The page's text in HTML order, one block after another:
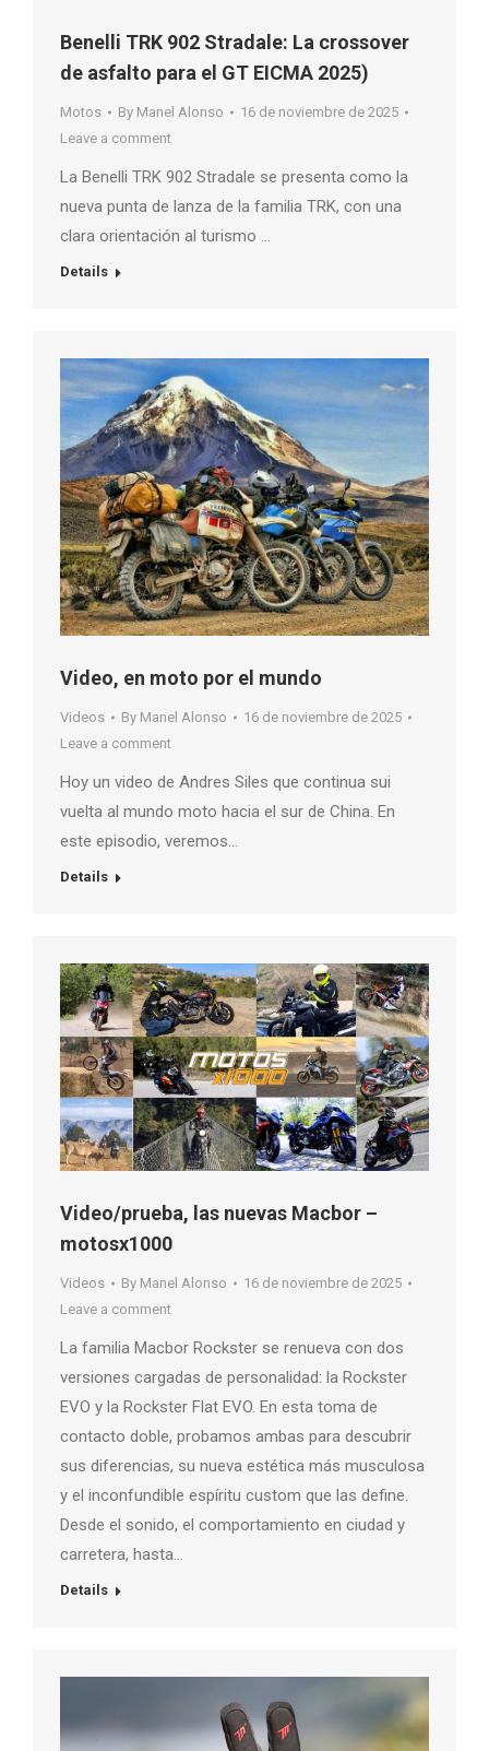
Benelli TRK 902 Stradale: La crossover
de asfalto para el GT EICMA 2025)
Motos By Manel Alonso
16 de noviembre de 2025
Leave a comment
La Benelli TRK 902 Stradale se presenta como la
nueva punta de lanza de la familia TRK, con una
clara orientación al turismo …
Details
Video, en moto por el mundo
Videos By Manel Alonso
16 de noviembre de 2025
Leave a comment
Hoy un video de Andres Siles que continua sui
vuelta al mundo moto hacia el sur de China. En
este episodio, veremos…
Details
Video/prueba, las nuevas Macbor –
motosx1000
Videos By Manel Alonso
16 de noviembre de 2025
Leave a comment
La familia Macbor Rockster se renueva con dos
versiones cargadas de personalidad: la Rockster
EVO y la Rockster Flat EVO. En esta toma de
contacto doble, probamos ambas para descubrir
sus diferencias, su nueva estética más musculosa
y el inconfundible espíritu custom que las define.
Desde el sonido, el comportamiento en ciudad y
carretera, hasta…
Details